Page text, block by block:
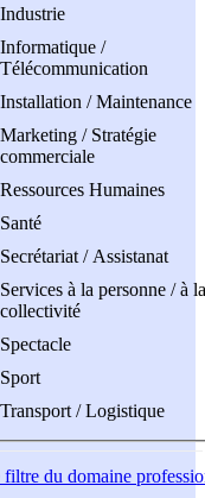
Industrie
Informatique /
Télécommunication
Installation / Maintenance
Marketing / Stratégie
commerciale
Ressources Humaines
Santé
Secrétariat / Assistanat
Services à la personne / à la
collectivité
Spectacle
Sport
Transport / Logistique
du domaine